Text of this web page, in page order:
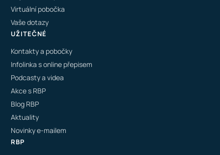
Virtuální pobočka
Vaše dotazy
UŽITEČNÉ
Kontakty a pobočky
Infolinka s online přepisem
Podcasty a videa
Akce s RBP
Blog RBP
Aktuality
Novinky e-mailem
RBP